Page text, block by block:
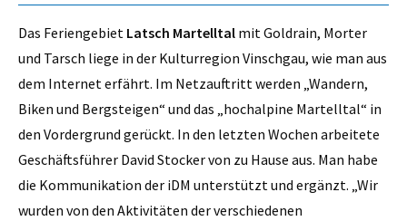
Das Feriengebiet Latsch Martelltal mit Goldrain, Morter
und Tarsch liege in der Kulturregion Vinschgau, wie man aus
dem Internet erfährt. Im Netzauftritt werden „Wandern,
Biken und Bergsteigen“ und das „hochalpine Martelltal“ in
den Vordergrund gerückt. In den letzten Wochen arbeitete
Geschäftsführer David Stocker von zu Hause aus. Man habe
die Kommunikation der iDM unterstützt und ergänzt. „Wir
wurden von den Aktivitäten der verschiedenen